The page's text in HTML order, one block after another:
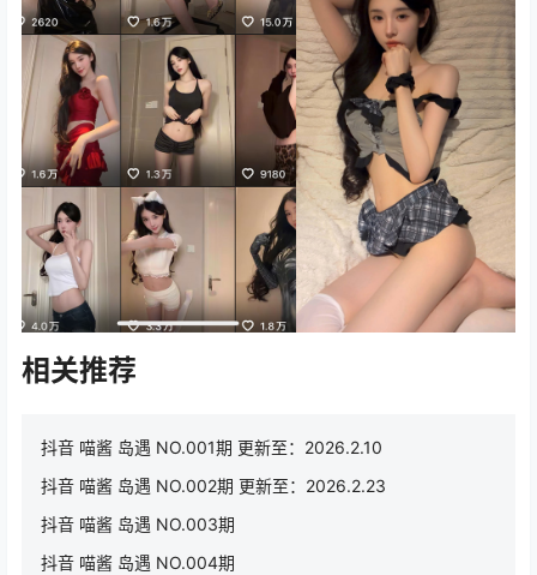
相关推荐
抖音 喵酱 岛遇 NO.001期 更新至：2026.2.10
抖音 喵酱 岛遇 NO.002期 更新至：2026.2.23
抖音 喵酱 岛遇 NO.003期
抖音 喵酱 岛遇 NO.004期